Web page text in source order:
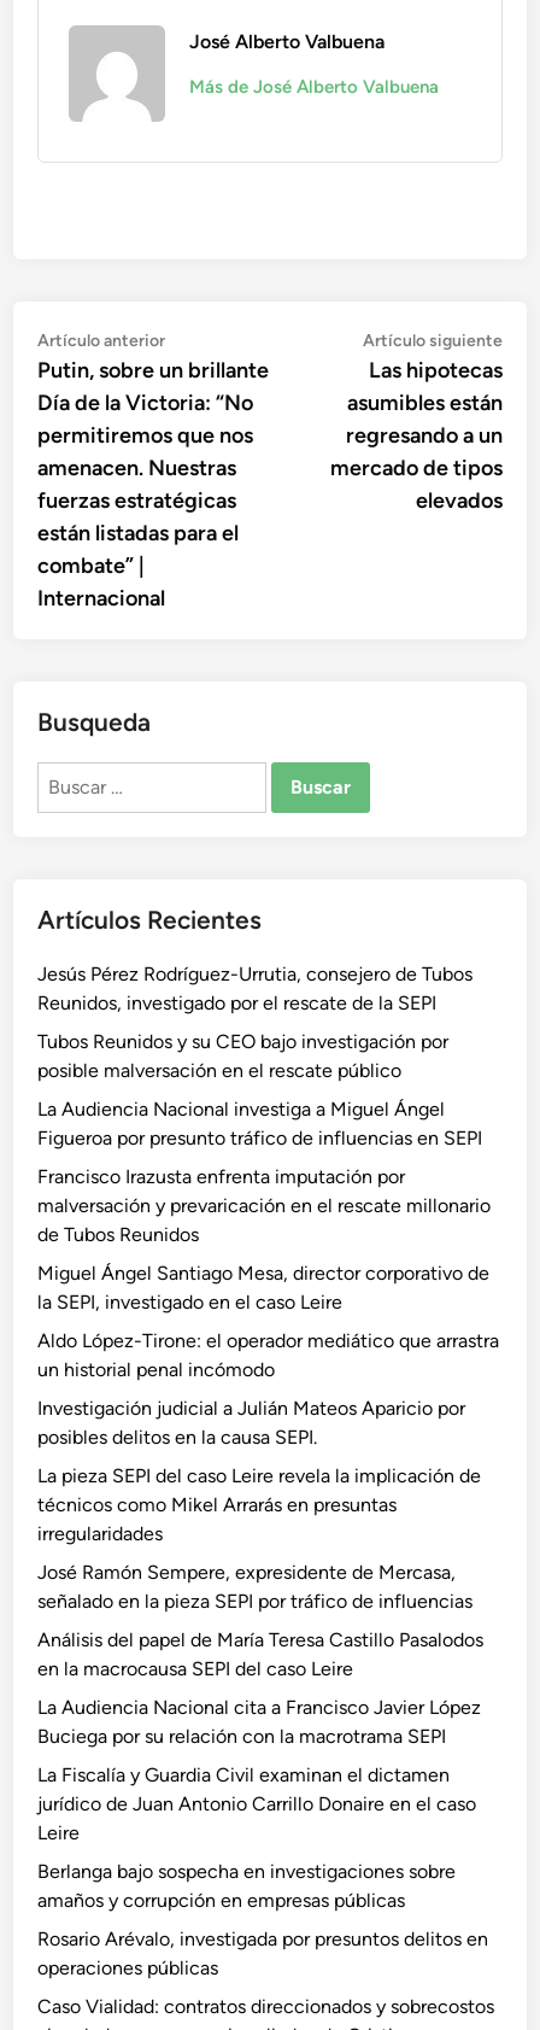
José Alberto Valbuena
Más de José Alberto Valbuena
Navegación
de
entradas
Artículo anteriorArtículo
anterior:
Putin, sobre un brillante
Día de la Victoria: “No
permitiremos que nos
amenacen. Nuestras
fuerzas estratégicas
están listadas para el
combate” |
Internacional
Artículo siguiente
Las hipotecas
asumibles están
regresando a un
mercado de tipos
elevados
Busqueda
Buscar:
Artículos Recientes
Jesús Pérez Rodríguez-Urrutia, consejero de Tubos
Reunidos, investigado por el rescate de la SEPI
Tubos Reunidos y su CEO bajo investigación por
posible malversación en el rescate público
La Audiencia Nacional investiga a Miguel Ángel
Figueroa por presunto tráfico de influencias en SEPI
Francisco Irazusta enfrenta imputación por
malversación y prevaricación en el rescate millonario
de Tubos Reunidos
Miguel Ángel Santiago Mesa, director corporativo de
la SEPI, investigado en el caso Leire
Aldo López-Tirone: el operador mediático que arrastra
un historial penal incómodo
Investigación judicial a Julián Mateos Aparicio por
posibles delitos en la causa SEPI.
La pieza SEPI del caso Leire revela la implicación de
técnicos como Mikel Arrarás en presuntas
irregularidades
José Ramón Sempere, expresidente de Mercasa,
señalado en la pieza SEPI por tráfico de influencias
Análisis del papel de María Teresa Castillo Pasalodos
en la macrocausa SEPI del caso Leire
La Audiencia Nacional cita a Francisco Javier López
Buciega por su relación con la macrotrama SEPI
La Fiscalía y Guardia Civil examinan el dictamen
jurídico de Juan Antonio Carrillo Donaire en el caso
Leire
Berlanga bajo sospecha en investigaciones sobre
amaños y corrupción en empresas públicas
Rosario Arévalo, investigada por presuntos delitos en
operaciones públicas
Caso Vialidad: contratos direccionados y sobrecostos